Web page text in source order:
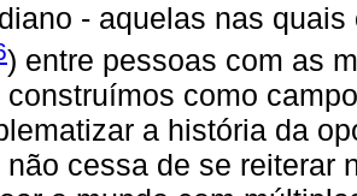
- aquelas nas
) entre pessoas com as
construímos como
a história da
não cessa de se reiterar